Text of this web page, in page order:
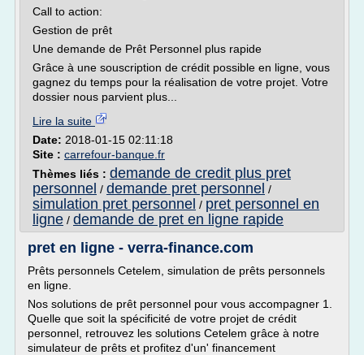
Call to action:
Gestion de prêt
Une demande de Prêt Personnel plus rapide
Grâce à une souscription de crédit possible en ligne, vous
gagnez du temps pour la réalisation de votre projet. Votre
dossier nous parvient plus...
Lire la suite
Date: 2018-01-15 02:11:18
Site : carrefour-banque.fr
Thèmes liés : demande de credit plus pret
personnel / demande pret personnel /
simulation pret personnel / pret personnel en
ligne / demande de pret en ligne rapide
pret en ligne - verra-finance.com
Prêts personnels Cetelem, simulation de prêts personnels
en ligne.
Nos solutions de prêt personnel pour vous accompagner 1.
Quelle que soit la spécificité de votre projet de crédit
personnel, retrouvez les solutions Cetelem grâce à notre
simulateur de prêts et profitez d'un' financement